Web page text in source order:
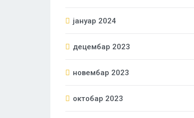
јануар 2024
децембар 2023
новембар 2023
октобар 2023